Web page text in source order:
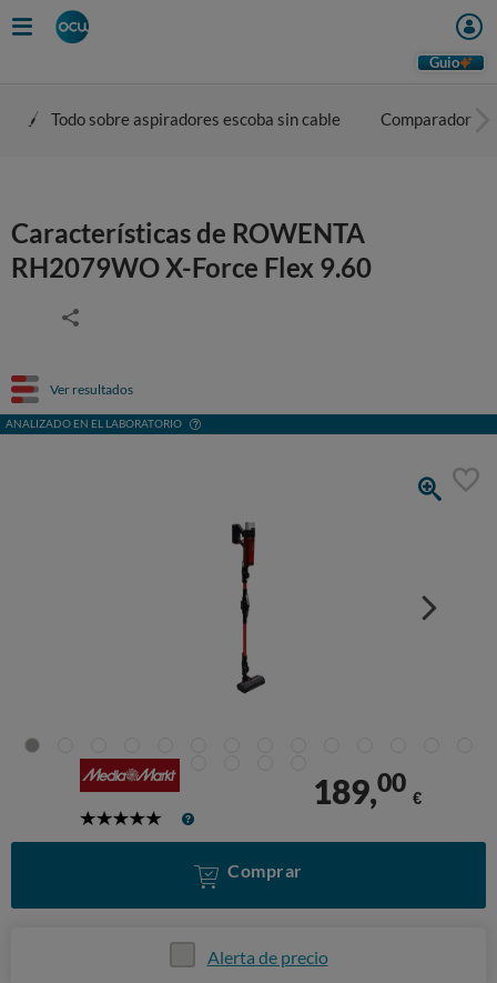
Guio
Todo sobre aspiradores escoba sin cable Comparador
Características de ROWENTA
RH2079WO X-Force Flex 9.60
Ver resultados
ANALIZADO EN EL LABORATORIO
5
189,00
€
Comprar
Alerta de precio